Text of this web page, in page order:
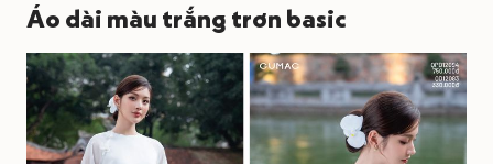
Áo dài màu trắng trơn basic